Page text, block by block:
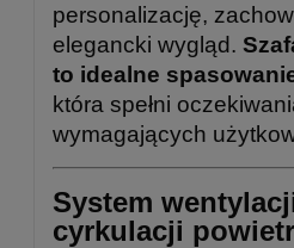
personalizację,
elegancki wygląd.
to idealne
która spełni
wymagających
System
cyrkulacji